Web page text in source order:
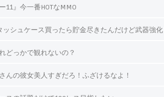
11』今一番HOTなMMO
ッシュケース買ったら貯金尽きたんだけど武器強
どっかで観れないの？
んの彼女美人すぎだろ！ふざけるなよ！